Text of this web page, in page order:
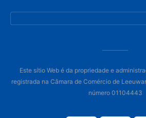
Este sítio Web é da propriedade e
registrada na Câmara de Comércio de
número 01104443